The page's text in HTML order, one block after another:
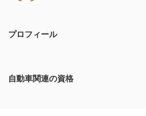
プロフィール
自動車関連の資格